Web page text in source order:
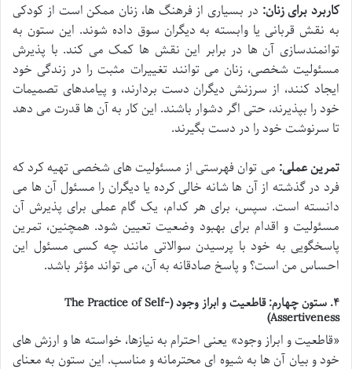
کاربرد برای زنان: در بسیاری از فرهنگ ها، زنان ممکن است از کودکی
به نقش قربانی یا وابسته به دیگران سوق داده شوند. این ستون به
توانمندسازی آن ها در برابر این نقش ها کمک می کند. با پذیرش
مسئولیت شخصی، زنان می توانند تغییرات مثبت را در زندگی خود
ایجاد کنند، از سرزنش دیگران دست بردارند، و پیامدهای تصمیمات
خود را بپذیرند، حتی اگر دشوار باشند. این کار به آن ها قدرت می دهد
تا سرنوشت خود را در دست بگیرند.
تمرین عملی: می توان فهرستی از مسئولیت های شخصی تهیه کرد که
فرد در گذشته از آن ها شانه خالی کرده یا دیگران را مسئول آن ها می
دانسته است. سپس، برای هر کدام، یک گام عملی برای پذیرش آن
مسئولیت و اقدام برای بهبود وضعیت تعیین شود. همچنین، تمرین
پاسخگویی به خود با پرسیدن سوالاتی مانند چه کسی مسئول این
احساس من است؟ و پاسخ صادقانه به آن، می تواند مؤثر باشد.
۴. ستون چهارم: قاطعیت و ابراز وجود (The Practice of Self-
Assertiveness)
«قاطعیت و ابراز وجود» یعنی احترام به نیازها، خواسته ها و ارزش های
خود و بیان آن ها به شیوه ای محترمانه و مناسب. این ستون به معنای